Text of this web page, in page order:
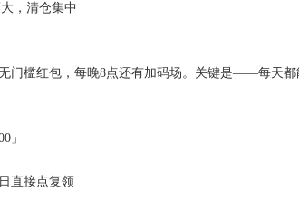
，清仓集中
门槛红包，每晚8点还有加码场。关键是——每天都
」
直接点复领